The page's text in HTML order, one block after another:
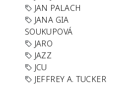
JAN PALACH
JANA GIA
SOUKUPOVÁ
JARO
JAZZ
JCU
JEFFREY A. TUCKER